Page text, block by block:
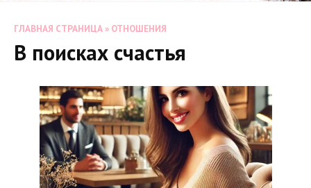
ГЛАВНАЯ СТРАНИЦА» ОТНОШЕНИЯ
В поисках счастья